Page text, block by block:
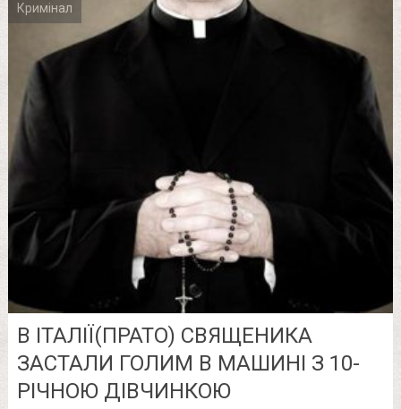
Кримінал
В ІТАЛІЇ(ПРАТО) СВЯЩЕНИКА
ЗАСТАЛИ ГОЛИМ В МАШИНІ З 10-
РІЧНОЮ ДІВЧИНКОЮ